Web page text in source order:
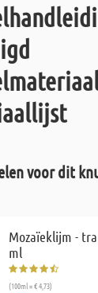
voor dit
Mozaïeklijm -
ml
(100ml = € 4,73)